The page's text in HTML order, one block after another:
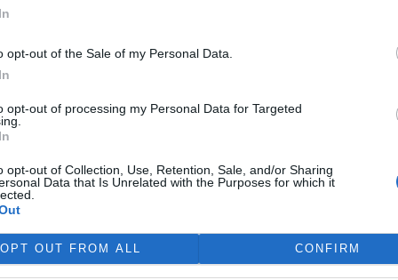
opt-out of the Sale of my Personal Data.
opt-out of processing my Personal Data for Targeted
opt-out of Collection, Use, Retention, Sale, and/or Sharing
Data that Is Unrelated with the Purposes for which it
OPT OUT FROM ALL CONFIRM
energetická společnost
konkurenta Shell
jeho evropské aktivity v
obnovitelných zdrojů
v tiskovézprávě.
v souladu s její širší
nedávné vytvoření
holdingem
v Brně na 35 místech